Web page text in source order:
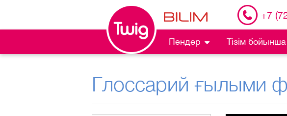
+7
Пәндер Тізім
Глоссарий ғылыми